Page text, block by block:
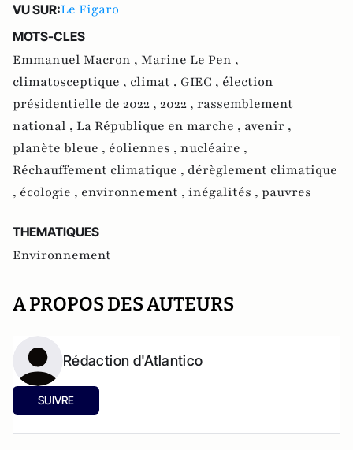
VU SUR:Le Figaro
MOTS-CLES
Emmanuel Macron , Marine Le Pen ,
climatosceptique , climat , GIEC , élection
présidentielle de 2022 , 2022 , rassemblement
national , La République en marche , avenir ,
planète bleue , éoliennes , nucléaire ,
Réchauffement climatique , dérèglement climatique
, écologie , environnement , inégalités , pauvres
THEMATIQUES
Environnement
A PROPOS DES AUTEURS
Rédaction d'Atlantico
SUIVRE